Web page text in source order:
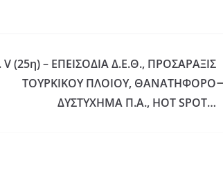
V (25η) – ΕΠΕΙΣΟΔΙΑ Δ.Ε.Θ., ΠΡΟΣΑΡΑΞΙΣ
ΤΟΥΡΚΙΚΟΥ ΠΛΟΙΟΥ, ΘΑΝΑΤΗΦΟΡΟ
ΔΥΣΤΥΧΗΜΑ Π.Α., HOT SPOT…